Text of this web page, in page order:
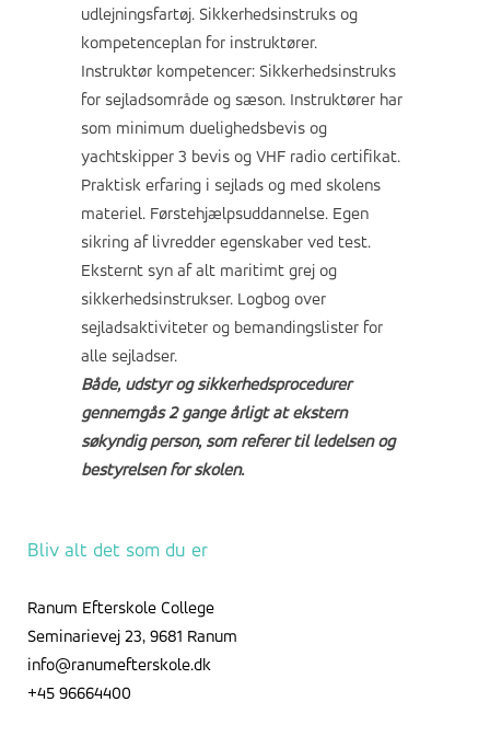
udlejningsfartøj. Sikkerhedsinstruks og
kompetenceplan for instruktører.
Instruktør kompetencer: Sikkerhedsinstruks
for sejladsområde og sæson. Instruktører har
som minimum duelighedsbevis og
yachtskipper 3 bevis og VHF radio certifikat.
Praktisk erfaring i sejlads og med skolens
materiel. Førstehjælpsuddannelse. Egen
sikring af livredder egenskaber ved test.
Eksternt syn af alt maritimt grej og
sikkerhedsinstrukser. Logbog over
sejladsaktiviteter og bemandingslister for
alle sejladser.
Både, udstyr og sikkerhedsprocedurer
gennemgås 2 gange årligt at ekstern
søkyndig person, som referer til ledelsen og
bestyrelsen for skolen.
Bliv alt det som du er
Ranum Efterskole College
Seminarievej 23, 9681 Ranum
info@ranumefterskole.dk
+45 96664400